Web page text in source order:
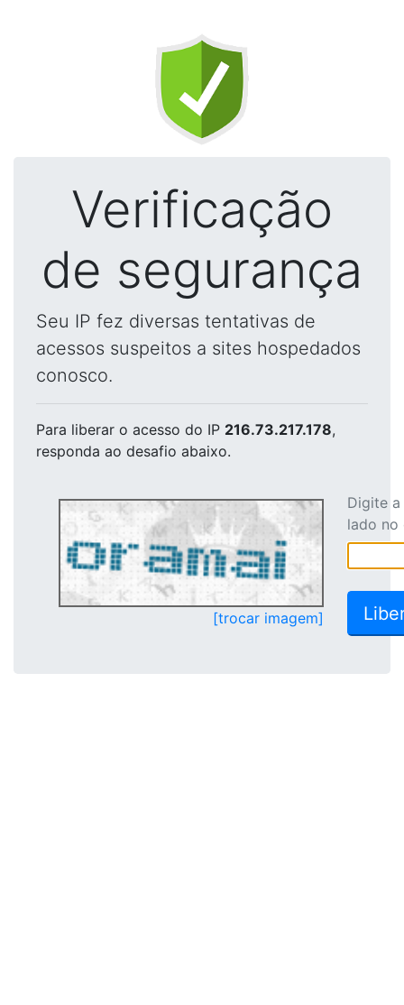
Verificação
de segurança
Seu IP fez diversas tentativas de
acessos suspeitos a sites hospedados
conosco.
Para liberar o acesso do IP 216.73.217.178,
responda ao desafio abaixo.
[trocar imagem]
Digite
lado no